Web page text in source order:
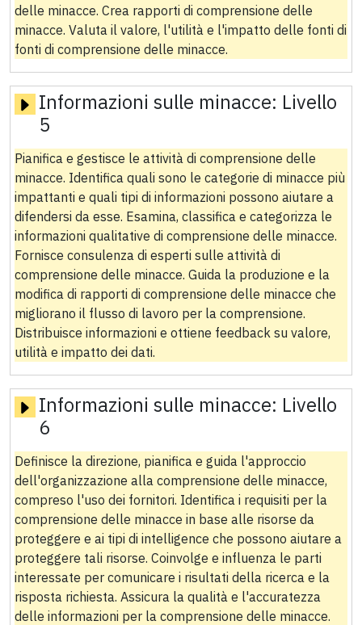
delle minacce. Crea rapporti di comprensione delle
minacce. Valuta il valore, l'utilità e l'impatto delle fonti di
fonti di comprensione delle minacce.
Informazioni sulle minacce: Livello
5
Pianifica e gestisce le attività di comprensione delle
minacce. Identifica quali sono le categorie di minacce più
impattanti e quali tipi di informazioni possono aiutare a
difendersi da esse. Esamina, classifica e categorizza le
informazioni qualitative di comprensione delle minacce.
Fornisce consulenza di esperti sulle attività di
comprensione delle minacce. Guida la produzione e la
modifica di rapporti di comprensione delle minacce che
migliorano il flusso di lavoro per la comprensione.
Distribuisce informazioni e ottiene feedback su valore,
utilità e impatto dei dati.
Informazioni sulle minacce: Livello
6
Definisce la direzione, pianifica e guida l'approccio
dell'organizzazione alla comprensione delle minacce,
compreso l'uso dei fornitori. Identifica i requisiti per la
comprensione delle minacce in base alle risorse da
proteggere e ai tipi di intelligence che possono aiutare a
proteggere tali risorse. Coinvolge e influenza le parti
interessate per comunicare i risultati della ricerca e la
risposta richiesta. Assicura la qualità e l'accuratezza
delle informazioni per la comprensione delle minacce.